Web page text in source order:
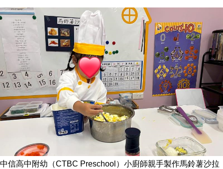
中信高中附幼（CTBC Preschool）小廚師親手製作馬鈴薯沙拉